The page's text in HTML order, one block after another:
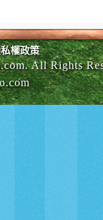
權政策
All Rights